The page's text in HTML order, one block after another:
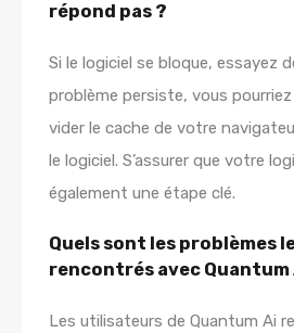
répond pas ?
Si le logiciel se bloque, essayez
problème persiste, vous
vider le cache de votre
le logiciel. S’assurer que votre
également une étape clé.
Quels sont les problèmes
rencontrés avec Quantum
Les utilisateurs de Quantum Ai